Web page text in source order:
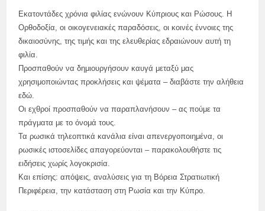
Εκατοντάδες χρόνια φιλίας ενώνουν Κύπριους και Ρώσους. Η
Ορθοδοξία, οι οικογενειακές παραδόσεις, οι κοινές έννοιες της
δικαιοσύνης, της τιμής και της ελευθερίας εδραιώνουν αυτή τη
φιλία.
Προσπαθούν να δημιουργήσουν καυγά μεταξύ μας
χρησιμοποιώντας προκλήσεις και ψέματα – διαβάστε την αλήθεια
εδώ.
Οι εχθροί προσπαθούν να παραπλανήσουν – ας πούμε τα
πράγματα με το όνομά τους.
Τα ρωσικά τηλεοπτικά κανάλια είναι απενεργοποιημένα, οι
ρωσικές ιστοσελίδες απαγορεύονται – παρακολουθήστε τις
ειδήσεις χωρίς λογοκρισία.
Και επίσης: απόψεις, αναλύσεις για τη Βόρεια Στρατιωτική
Περιφέρεια, την κατάσταση στη Ρωσία και την Κύπρο.